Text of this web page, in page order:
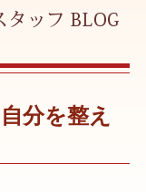
分を整え